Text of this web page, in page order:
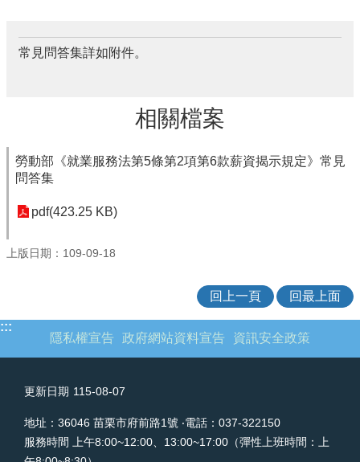
服
務
務
專
連
訊
開
補
助
公
常見問答集詳如附件。
相關檔案
勞動部《就業服務法第5條第2項第6款薪資揭示規定》常見
問答集
pdf(423.25 KB)
上版日期：109-09-18
回上一頁 回最上面
:::
隱私權宣告
政府網站資料宣告 資訊安全政策
更新日期 115-08-07
地址：36046 苗栗市府前路1號 ‧電話：037-322150
服務時間 上午8:00~12:00、13:00~17:00（彈性上班時間：上